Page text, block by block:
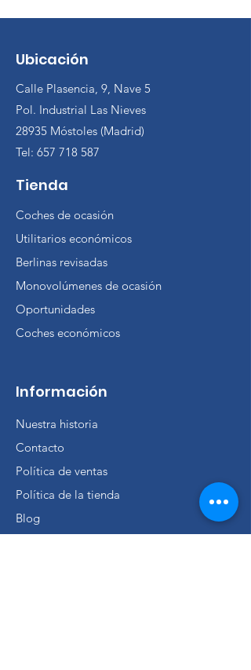
Ubicación
Calle Plasencia, 9, Nave 5
Pol. Industrial Las Nieves
28935 Móstoles (Madrid)
Tel: 657 718 587
Tienda
Coches de ocasión
Utilitarios económicos
Berlinas revisadas
Monovolúmenes de ocasión
Oportunidades
Coches económicos
Información
Nuestra historia
Contacto
Política de ventas
Política de la tienda
Blog